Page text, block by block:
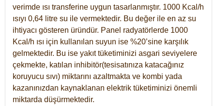
verimde ısı transferine uygun tasarlanmıştır. 1000 Kcal/h
ısıyı 0,64 litre su ile vermektedir. Bu değer ile en az su
ihtiyacı gösteren üründür. Panel radyatörlerde 1000
Kcal/h ısı için kullanılan suyun ise %20’sine karşılık
gelmektedir. Bu ise yakıt tüketiminizi asgari seviyelere
çekmekte, katılan inhibitör(tesisatınıza katacağınız
koruyucu sıvı) miktarını azaltmakta ve kombi yada
kazanınızdan kaynaklanan elektrik tüketiminizi önemli
miktarda düşürmektedir.